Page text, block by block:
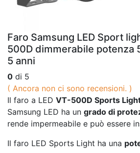
Faro Samsung LED Sport
500D dimmerabile potenza
5 anni
0 di 5
( Ancora non ci sono recensioni. )
Il faro a LED VT-500D Sports
Samsung LED ha un grado di
rende impermeabile e può essere
Il faro LED Sports Light ha una